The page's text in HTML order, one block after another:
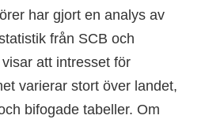
har gjort en analys av
från SCB och
att intresset för
varierar stort över landet,
bifogade tabeller. Om